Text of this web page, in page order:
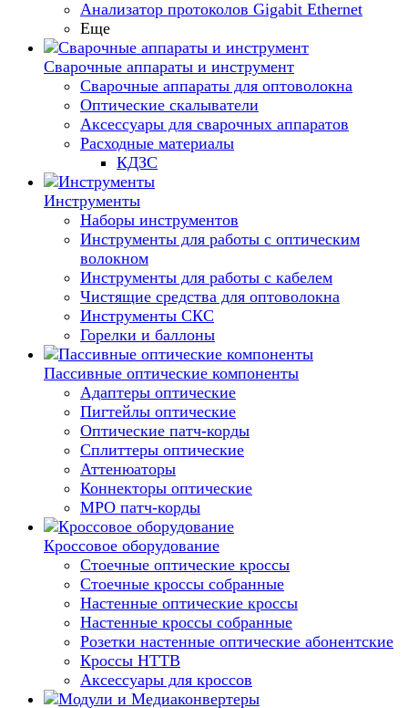
Анализатор протоколов Gigabit Ethernet
Еще
Сварочные аппараты и инструмент
Сварочные аппараты для оптоволокна
Оптические скалыватели
Аксессуары для сварочных аппаратов
Расходные материалы
КДЗС
Инструменты
Наборы инструментов
Инструменты для работы с оптическим
волокном
Инструменты для работы с кабелем
Чистящие средства для оптоволокна
Инструменты СКС
Горелки и баллоны
Пассивные оптические компоненты
Адаптеры оптические
Пигтейлы оптические
Оптические патч-корды
Сплиттеры оптические
Аттенюаторы
Коннекторы оптические
MPO патч-корды
Кроссовое оборудование
Стоечные оптические кроссы
Стоечные кроссы собранные
Настенные оптические кроссы
Настенные кроссы собранные
Розетки настенные оптические абонентские
Кроссы HTTB
Аксессуары для кроссов